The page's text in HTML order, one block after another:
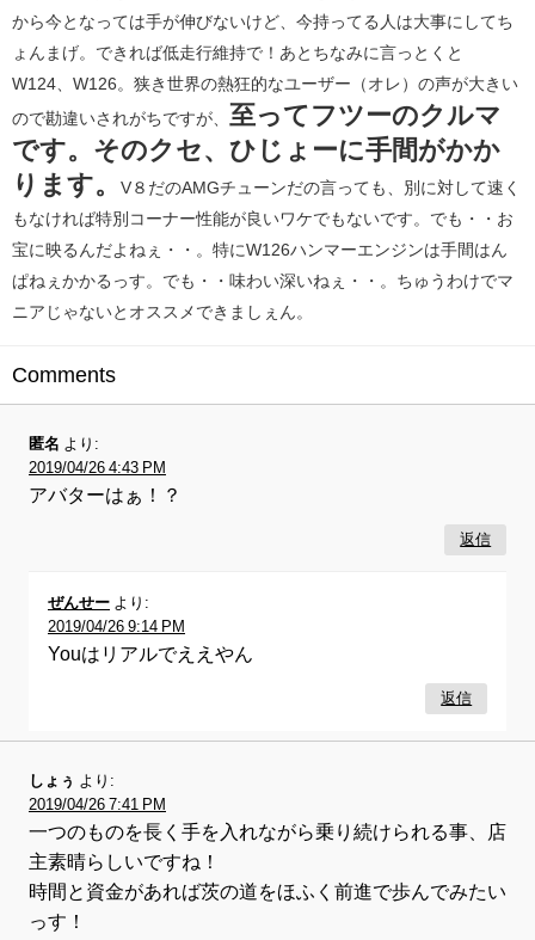
から今となっては手が伸びないけど、今持ってる人は大事にしてち
ょんまげ。できれば低走行維持で！あとちなみに言っとくと
W124、W126。狭き世界の熱狂的なユーザー（オレ）の声が大きい
ので勘違いされがちですが、 至ってフツーのクルマ
です。そのクセ、ひじょーに手間がかか
ります。
V８だのAMGチューンだの言っても、別に対して速く
もなければ特別コーナー性能が良いワケでもないです。でも・・お
宝に映るんだよねぇ・・。特にW126ハンマーエンジンは手間はん
ぱねぇかかるっす。でも・・味わい深いねぇ・・。ちゅうわけでマ
ニアじゃないとオススメできましぇん。
Comments
匿名 より:
2019/04/26 4:43 PM
アバターはぁ！？
返信
ぜんせー より:
2019/04/26 9:14 PM
Youはリアルでええやん
返信
しょぅ
より:
2019/04/26 7:41 PM
一つのものを長く手を入れながら乗り続けられる事、店
主素晴らしいですね！
時間と資金があれば茨の道をほふく前進で歩んでみたい
っす！